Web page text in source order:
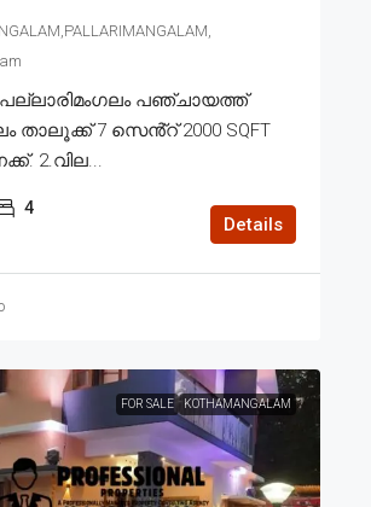
പല്ലാരിമംഗലം പഞ്ചായത്ത്
താലൂക്ക് 7 സെൻ്റ് 2000 SQFT
2.വില...
4
Details
FOR SALE KOTHAMANGALAM